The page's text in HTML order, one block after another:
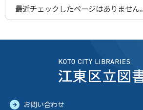
最近チェックしたページはありません。
お問い合わせ